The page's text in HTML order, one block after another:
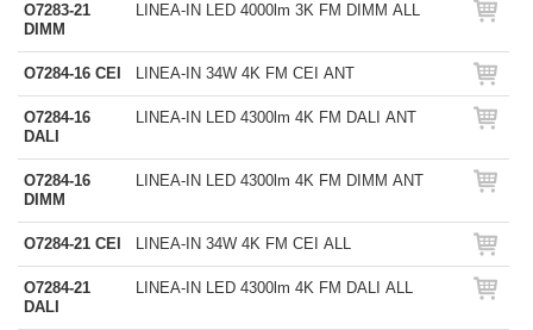
O7283-21
DIMM
LINEA-IN LED 4000lm 3K FM DIMM ALL
O7284-16 CEI LINEA-IN 34W 4K FM CEI ANT
O7284-16
DALI
LINEA-IN LED 4300lm 4K FM DALI ANT
O7284-16
DIMM
LINEA-IN LED 4300lm 4K FM DIMM ANT
O7284-21 CEI LINEA-IN 34W 4K FM CEI ALL
O7284-21
DALI
LINEA-IN LED 4300lm 4K FM DALI ALL